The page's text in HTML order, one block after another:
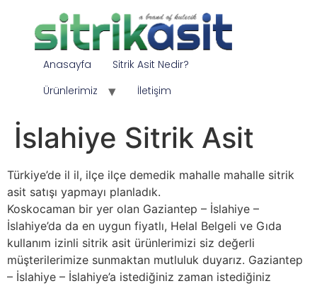
Anasayfa
Sitrik Asit Nedir?
Ürünlerimiz
İletişim
İslahiye Sitrik Asit
Türkiye’de il il, ilçe ilçe demedik mahalle mahalle sitrik
asit satışı yapmayı planladık.
Koskocaman bir yer olan Gaziantep – İslahiye –
İslahiye’da da en uygun fiyatlı, Helal Belgeli ve Gıda
kullanım izinli sitrik asit ürünlerimizi siz değerli
müşterilerimize sunmaktan mutluluk duyarız. Gaziantep
– İslahiye – İslahiye’a istediğiniz zaman istediğiniz